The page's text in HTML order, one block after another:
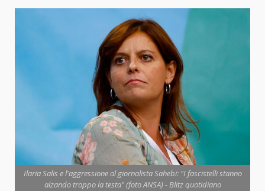
Ilaria Salis e l'aggressione al giornalista Sahebi: "I fascistelli stanno
alzando troppo la testa" (foto ANSA) - Blitz quotidiano